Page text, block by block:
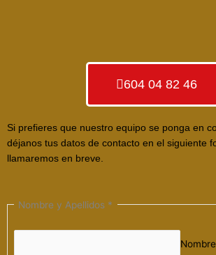
604 04 82 46
Si prefieres que nuestro equipo se ponga en
déjanos tus datos de contacto en el siguiente
llamaremos en breve.
Nombre y Apellidos *
Nombre